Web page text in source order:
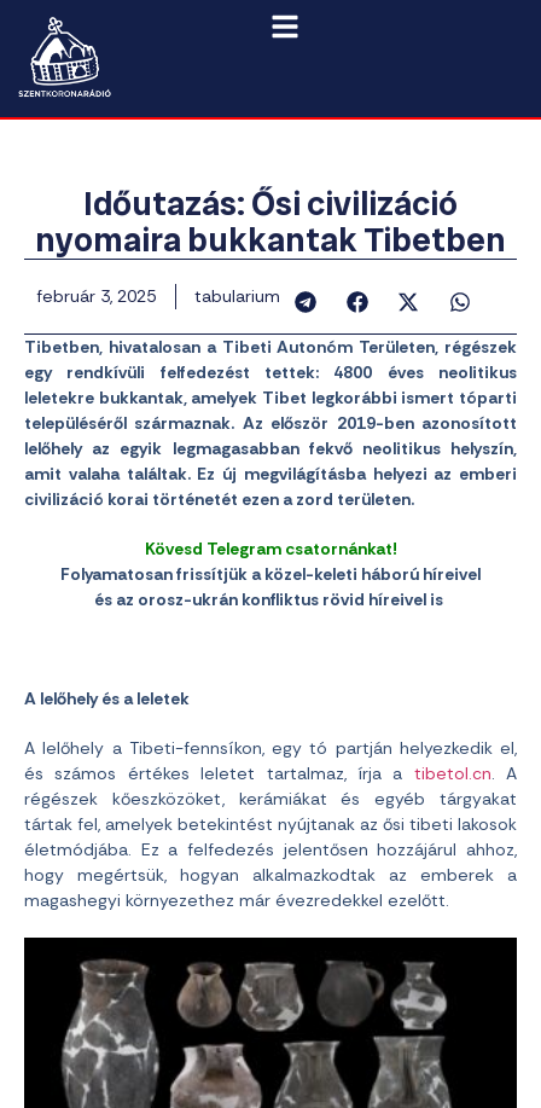
Időutazás: Ősi civilizáció
nyomaira bukkantak Tibetben
február 3, 2025 tabularium
Tibetben, hivatalosan a Tibeti Autonóm Területen, régészek
egy rendkívüli felfedezést tettek: 4800 éves neolitikus
leletekre bukkantak, amelyek Tibet legkorábbi ismert tóparti
településéről származnak. Az először 2019-ben azonosított
lelőhely az egyik legmagasabban fekvő neolitikus helyszín,
amit valaha találtak. Ez új megvilágításba helyezi az emberi
civilizáció korai történetét ezen a zord területen.
Kövesd Telegram csatornánkat!
Folyamatosan frissítjük a közel-keleti háború híreivel
és az orosz-ukrán konfliktus rövid híreivel is
A lelőhely és a leletek
A lelőhely a Tibeti-fennsíkon, egy tó partján helyezkedik el,
és számos értékes leletet tartalmaz, írja a tibetol.cn. A
régészek kőeszközöket, kerámiákat és egyéb tárgyakat
tártak fel, amelyek betekintést nyújtanak az ősi tibeti lakosok
életmódjába. Ez a felfedezés jelentősen hozzájárul ahhoz,
hogy megértsük, hogyan alkalmazkodtak az emberek a
magashegyi környezethez már évezredekkel ezelőtt.